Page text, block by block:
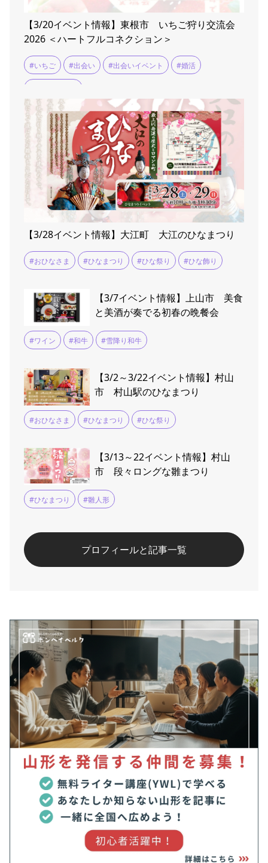
【3/20イベント情報】東根市 いちご狩り交流会
2026 ＜ハートフルコネクション＞
#いちご #出会い #出会いイベント #婚活
【3/28イベント情報】大江町 大江のひなまつり
#おひなさま #ひなまつり #ひな祭り #ひな飾り
【3/7イベント情報】上山市 美食
と美酒が奏でる初春の晩餐会
#ワイン #和牛 #雪降り和牛
【3/2～3/22イベント情報】村山
市 村山駅のひなまつり
#おひなさま #ひなまつり #ひな祭り
【3/13～22イベント情報】村山
市 段々ロングな雛まつり
#ひなまつり #雛人形
プロフィールと記事一覧